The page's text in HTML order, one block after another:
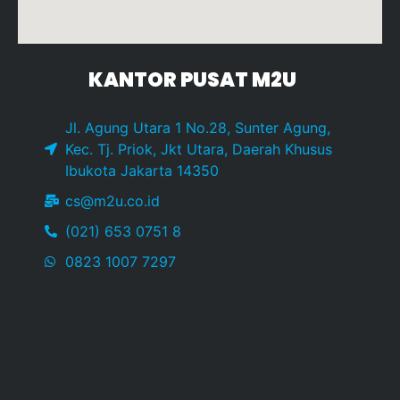
KANTOR PUSAT M2U
Jl. Agung Utara 1 No.28, Sunter Agung,
Kec. Tj. Priok, Jkt Utara, Daerah Khusus
Ibukota Jakarta 14350
cs@m2u.co.id
(021) 653 0751 8
0823 1007 7297